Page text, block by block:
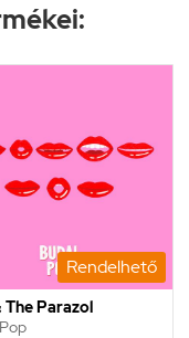
Rendelhető
The Parazol